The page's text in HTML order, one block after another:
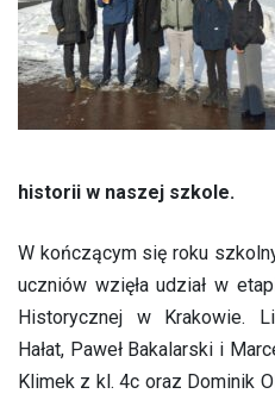
historii w naszej szkole.
W kończącym się roku
uczniów wzięła udział w
Historycznej w Krakowie.
Hałat, Paweł Bakalarski i
Klimek z kl. 4c oraz Dominik